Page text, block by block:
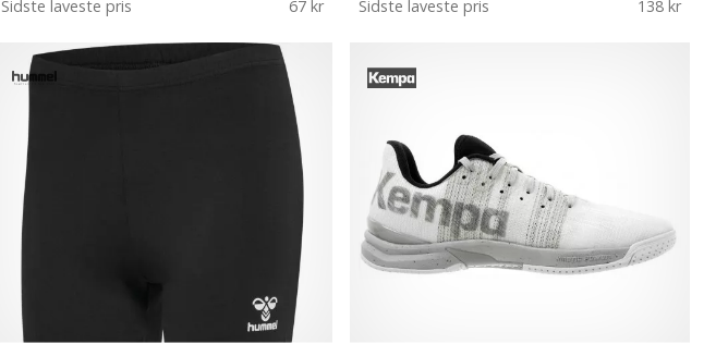
Sidste laveste pris 67 kr
S XXL
Sidste laveste pris 138 kr